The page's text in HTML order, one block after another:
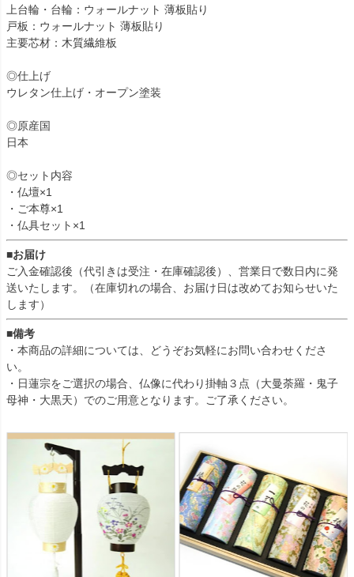
上台輪・台輪：ウォールナット 薄板貼り
戸板：ウォールナット 薄板貼り
主要芯材：木質繊維板
◎仕上げ
ウレタン仕上げ・オープン塗装
◎原産国
日本
◎セット内容
・仏壇×1
・ご本尊×1
・仏具セット×1
■お届け
ご入金確認後（代引きは受注・在庫確認後）、営業日で数日内に発
送いたします。（在庫切れの場合、お届け日は改めてお知らせいた
します）
■備考
・本商品の詳細については、どうぞお気軽にお問い合わせくださ
い。
・日蓮宗をご選択の場合、仏像に代わり掛軸３点（大曼荼羅・鬼子
母神・大黒天）でのご用意となります。ご了承ください。